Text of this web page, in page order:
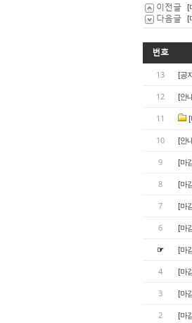
이전글 [
다음글 [
번호
13 [공
12 [안
11 [
10 [안
9 [마
8 [마
7 [마
6 [마
☞ [마
4 [마
3 [ 마
2 [마